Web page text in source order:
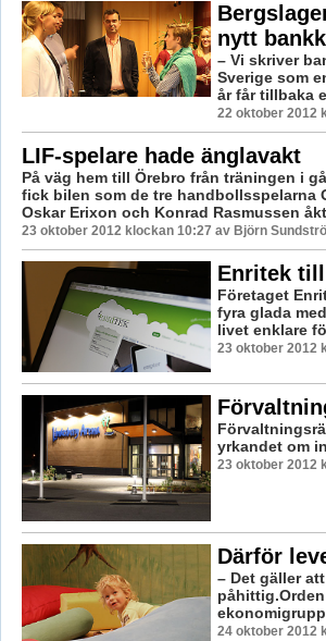
nytt
– Vi skriver
Sverige som
år får tillbaka
22 oktober 2012
LIF-spelare hade änglavakt
På väg hem till Örebro från träningen i
fick bilen som de tre handbollsspelarna
Oskar Erixon och Konrad Rasmussen
23 oktober 2012 klockan 10:27 av Björn
Enritek
Företaget
fyra glada
livet enklare
23 oktober 2012
yrkandet om
23 oktober 2012
Därför
– Det gäller
24 oktober 2012